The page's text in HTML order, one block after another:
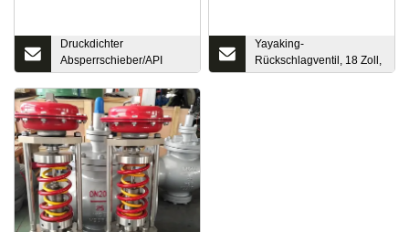
Druckdichter
Absperrschieber/API
Spec 6D/Nace Mr 0175
Yayaking-
Rückschlagventil, 18 Zoll,
150 lb, Angebot eines